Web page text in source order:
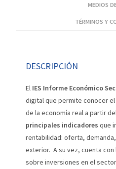
MEDIOS
TÉRMINOS Y
DESCRIPCIÓN
El IES Informe Económico
digital que permite conocer el
de la economía real a partir
principales indicadores que
rentabilidad: oferta,
exterior. A su vez, cuenta
sobre inversiones en el